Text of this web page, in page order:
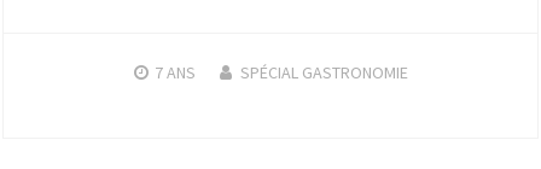
7 ANS SPÉCIAL GASTRONOMIE